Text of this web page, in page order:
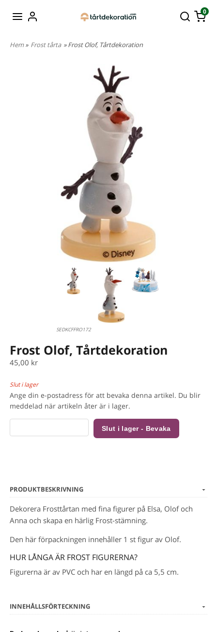
0
Hem» Frost tårta » Frost Olof, Tårtdekoration
SEDKCFFRO172
Frost Olof, Tårtdekoration
45,00 kr
Slut i lager
Ange din e-postadress för att bevaka denna artikel. Du blir
meddelad när artikeln åter är i lager.
Slut i lager - Bevaka
PRODUKTBESKRIVNING
Dekorera Frosttårtan med fina figurer på Elsa, Olof och
Anna och skapa en härlig Frost-stämning.
Den här förpackningen innehåller 1 st figur av Olof.
HUR LÅNGA ÄR FROST FIGURERNA?
Figurerna är av PVC och har en längd på ca 5,5 cm.
INNEHÅLLSFÖRTECKNING